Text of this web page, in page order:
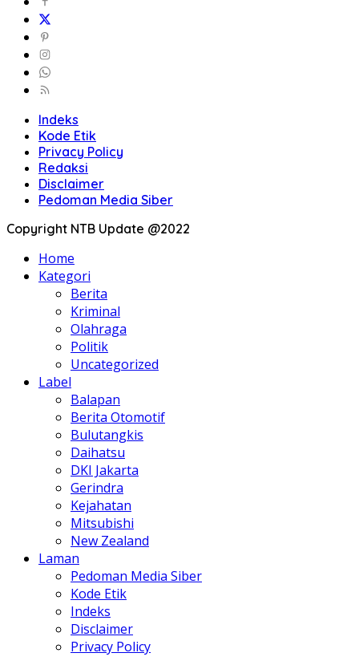
Indeks
Kode Etik
Privacy Policy
Redaksi
Disclaimer
Pedoman Media Siber
Copyright NTB Update @2022
Home
Kategori
Berita
Kriminal
Olahraga
Politik
Uncategorized
Label
Balapan
Berita Otomotif
Bulutangkis
Daihatsu
DKI Jakarta
Gerindra
Kejahatan
Mitsubishi
New Zealand
Laman
Pedoman Media Siber
Kode Etik
Indeks
Disclaimer
Privacy Policy